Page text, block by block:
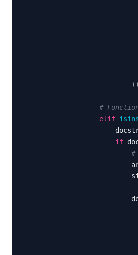
) )
#
elif
if
#